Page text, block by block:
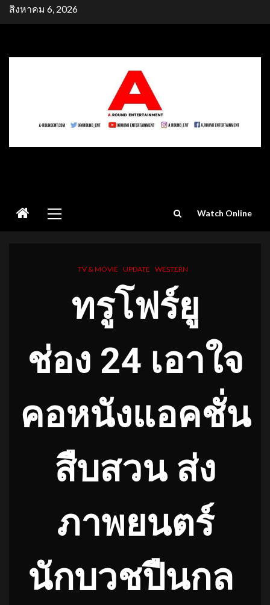
Skipสิงหาคม 6, 2026
Menu
Watch Online
TV & MOVIE UPDATE WESTERN
ทรูโฟร์ยู
ช่อง 24เอาใจ
คอหนังแอคชั่น
สืบสวน ส่ง
ภาพยนตร์
นักบวชปืนกล